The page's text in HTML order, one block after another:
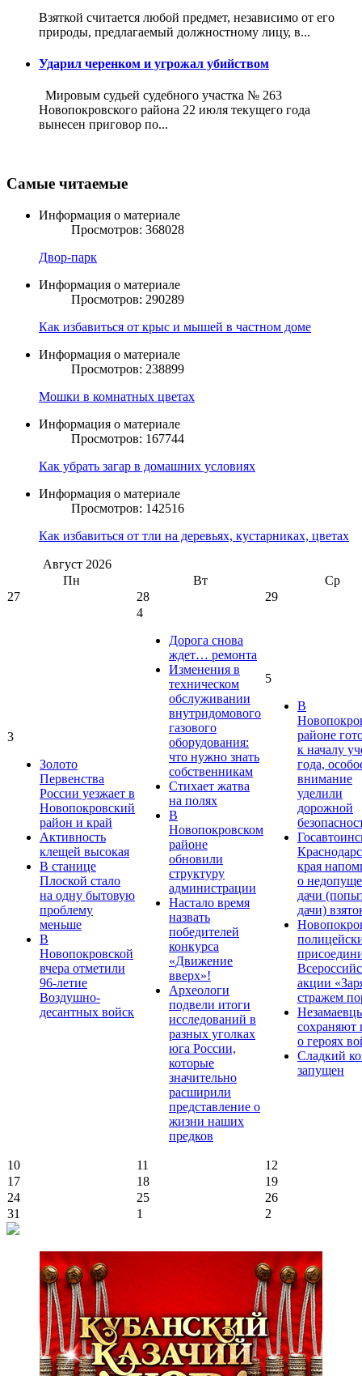
Взяткой считается любой предмет, независимо от его
природы, предлагаемый должностному лицу, в...
Ударил черенком и угрожал убийством
Мировым судьей судебного участка № 263
Новопокровского района 22 июля текущего года
вынесен приговор по...
Самые читаемые
Информация о материале
Просмотров: 368028
Двор-парк
Информация о материале
Просмотров: 290289
Как избавиться от крыс и мышей в частном доме
Информация о материале
Просмотров: 238899
Мошки в комнатных цветах
Информация о материале
Просмотров: 167744
Как убрать загар в домашних условиях
Информация о материале
Просмотров: 142516
Как избавиться от тли на деревьях, кустарниках, цветах
Август 2026
Пн
Вт
Ср
27
28 29
3
Золото
Первенства
России уезжает в
Новопокровский
район и край
Активность
клещей высокая
В станице
Плоской стало
на одну бытовую
проблему
меньше
В
Новопокровской
вчера отметили
96-летие
Воздушно-
десантных войск
4
Дорога снова
ждет… ремонта
Изменения в
техническом
обслуживании
внутридомового
газового
оборудования:
что нужно знать
собственникам
Стихает жатва
на полях
В
Новопокровском
районе
обновили
структуру
администрации
Настало время
назвать
победителей
конкурса
«Движение
вверх»!
Археологи
подвели итоги
исследований в
разных уголках
юга России,
которые
значительно
расширили
представление о
жизни наших
предков
5
В
районе
к началу
года,
внимание
уделили
дорожной
края
о
дачи
дачи)
акции
стражем
сохраняют
о героях
Сладкий
запущен
10 11
12
17
18
19
24
25
26
31
1 2